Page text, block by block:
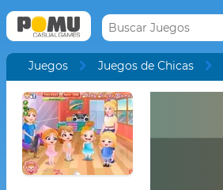
Juegos Juegos de Chicas